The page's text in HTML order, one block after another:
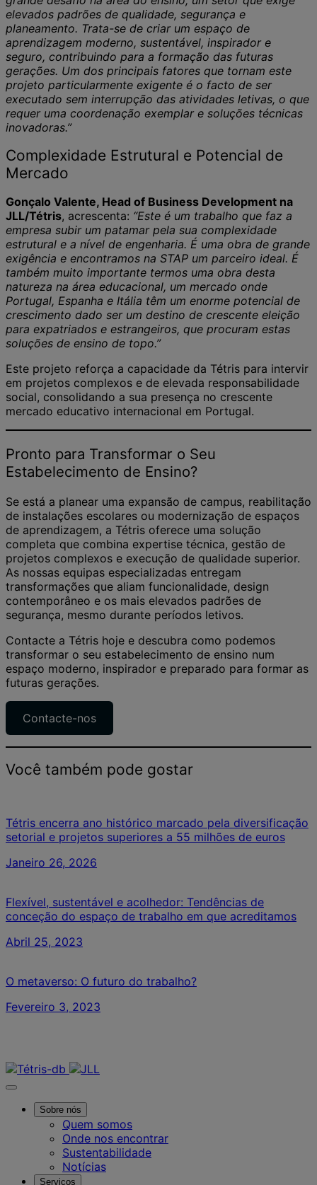
elevados padrões de qualidade, segurança e
planeamento. Trata-se de criar um espaço de
aprendizagem moderno, sustentável, inspirador e
seguro, contribuindo para a formação das futuras
gerações. Um dos principais fatores que tornam este
projeto particularmente exigente é o facto de ser
executado sem interrupção das atividades letivas, o que
requer uma coordenação exemplar e soluções técnicas
inovadoras.”
Complexidade Estrutural e Potencial de
Mercado
Gonçalo Valente, Head of Business Development na
JLL/Tétris, acrescenta: “Este é um trabalho que faz a
empresa subir um patamar pela sua complexidade
estrutural e a nível de engenharia. É uma obra de grande
exigência e encontramos na STAP um parceiro ideal. É
também muito importante termos uma obra desta
natureza na área educacional, um mercado onde
Portugal, Espanha e Itália têm um enorme potencial de
crescimento dado ser um destino de crescente eleição
para expatriados e estrangeiros, que procuram estas
soluções de ensino de topo.”
Este projeto reforça a capacidade da Tétris para intervir
em projetos complexos e de elevada responsabilidade
social, consolidando a sua presença no crescente
mercado educativo internacional em Portugal.
Pronto para Transformar o Seu
Estabelecimento de Ensino?
Se está a planear uma expansão de campus, reabilitação
de instalações escolares ou modernização de espaços
de aprendizagem, a Tétris oferece uma solução
completa que combina expertise técnica, gestão de
projetos complexos e execução de qualidade superior.
As nossas equipas especializadas entregam
transformações que aliam funcionalidade, design
contemporâneo e os mais elevados padrões de
segurança, mesmo durante períodos letivos.
Contacte a Tétris hoje e descubra como podemos
transformar o seu estabelecimento de ensino num
espaço moderno, inspirador e preparado para formar as
futuras gerações.
Contacte-nos
Você também pode gostar
Tétris encerra ano histórico marcado pela diversificação
setorial e projetos superiores a 55 milhões de euros
Janeiro 26, 2026
Flexível, sustentável e acolhedor: Tendências de
conceção do espaço de trabalho em que acreditamos
Abril 25, 2023
O metaverso: O futuro do trabalho?
Fevereiro 3, 2023
Sobre nós
Quem somos
Onde nos encontrar
Sustentabilidade
Notícias
Serviços